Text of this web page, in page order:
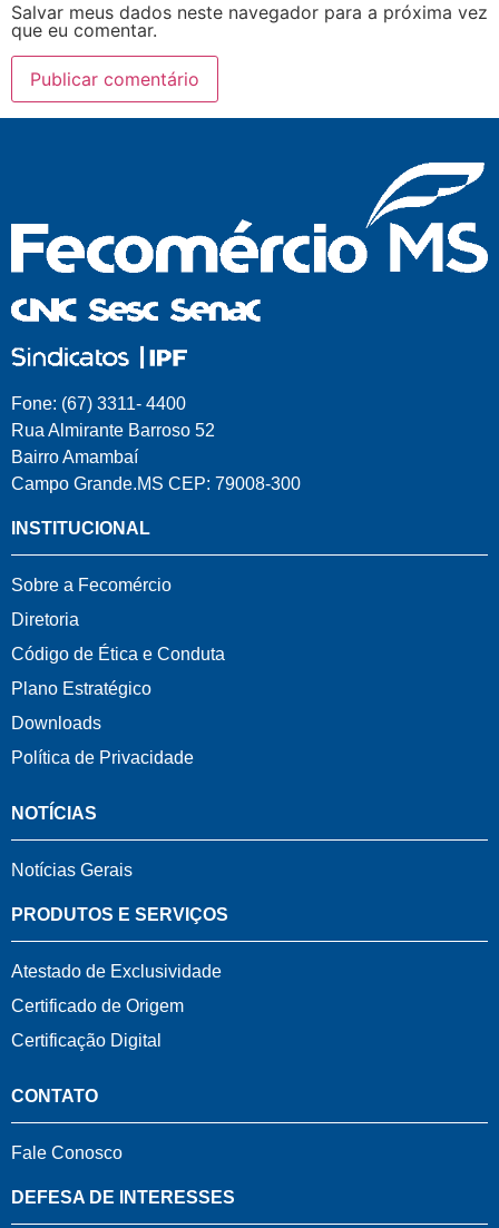
Salvar meus dados neste navegador para a próxima vez
que eu comentar.
Fone: (67) 3311- 4400
Rua Almirante Barroso 52
Bairro Amambaí
Campo Grande.MS CEP: 79008-300
INSTITUCIONAL
Sobre a Fecomércio
Diretoria
Código de Ética e Conduta
Plano Estratégico
Downloads
Política de Privacidade
NOTÍCIAS
Notícias Gerais
PRODUTOS E SERVIÇOS
Atestado de Exclusividade
Certificado de Origem
Certificação Digital
CONTATO
Fale Conosco
DEFESA DE INTERESSES